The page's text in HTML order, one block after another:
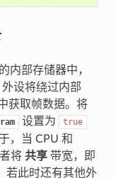
内部存储器中，
设将绕过内部
获取帧数据。将
设置为 true
，当 CPU 和
将 共享带宽，即
若此时还有其他外